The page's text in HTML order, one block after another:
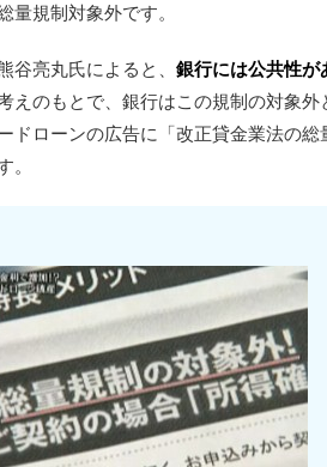
量規制対象外です。
谷亮丸氏によると、 銀行には公共性が
えのもとで、銀行はこの規制の対象
ドローンの広告に「改正貸金業法の総
。